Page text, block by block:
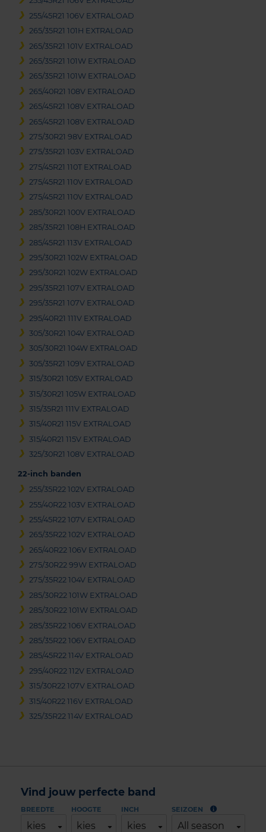
255/45R21 106V EXTRALOAD
265/35R21 101H EXTRALOAD
265/35R21 101V EXTRALOAD
265/35R21 101W EXTRALOAD
265/35R21 101W EXTRALOAD
265/40R21 108V EXTRALOAD
265/45R21 108V EXTRALOAD
265/45R21 108V EXTRALOAD
275/30R21 98V EXTRALOAD
275/35R21 103V EXTRALOAD
275/45R21 110T EXTRALOAD
275/45R21 110V EXTRALOAD
275/45R21 110V EXTRALOAD
285/30R21 100V EXTRALOAD
285/35R21 108H EXTRALOAD
285/45R21 113V EXTRALOAD
295/30R21 102W EXTRALOAD
295/30R21 102W EXTRALOAD
295/35R21 107V EXTRALOAD
295/35R21 107V EXTRALOAD
295/40R21 111V EXTRALOAD
305/30R21 104V EXTRALOAD
305/30R21 104W EXTRALOAD
305/35R21 109V EXTRALOAD
315/30R21 105V EXTRALOAD
315/30R21 105W EXTRALOAD
315/35R21 111V EXTRALOAD
315/40R21 115V EXTRALOAD
315/40R21 115V EXTRALOAD
325/30R21 108V EXTRALOAD
22-inch banden
255/35R22 102V EXTRALOAD
255/40R22 103V EXTRALOAD
255/45R22 107V EXTRALOAD
265/35R22 102V EXTRALOAD
265/40R22 106V EXTRALOAD
275/30R22 99W EXTRALOAD
275/35R22 104V EXTRALOAD
285/30R22 101W EXTRALOAD
285/30R22 101W EXTRALOAD
285/35R22 106V EXTRALOAD
285/35R22 106V EXTRALOAD
285/45R22 114V EXTRALOAD
295/40R22 112V EXTRALOAD
315/30R22 107V EXTRALOAD
315/40R22 116V EXTRALOAD
325/35R22 114V EXTRALOAD
Vind jouw perfecte band
BREEDTE
kies
HOOGTE
kies
INCH
kies
SEIZOEN
All season